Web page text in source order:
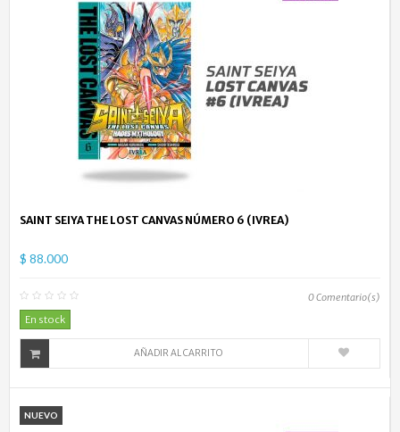
SAINT SEIYA THE LOST CANVAS NÚMERO 6 (IVREA)
$ 88.000
0Comentario(s)
En stock
AÑADIR AL CARRITO
NUEVO